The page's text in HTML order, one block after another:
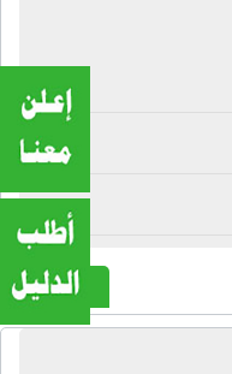
المزيد